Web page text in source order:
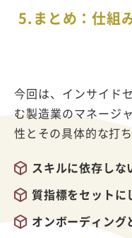
5. まとめ：仕組
今回は、インサイド
む製造業のマネージ
性とその具体的な打
スキルに依存し
質指標をセットに
オンボーディング